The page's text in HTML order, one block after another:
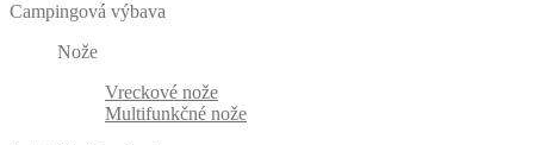
Campingová výbava
Nože
Vreckové nože
Multifunkčné nože